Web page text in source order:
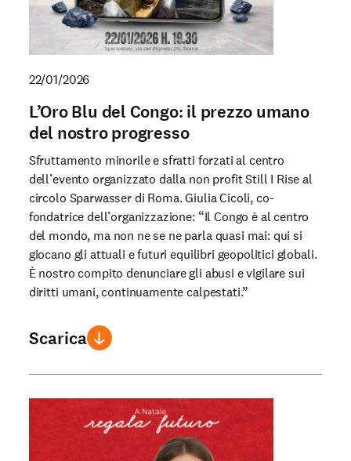
22/01/2026
L’Oro Blu del Congo: il prezzo umano
del nostro progresso
Sfruttamento minorile e sfratti forzati al centro
dell’evento organizzato dalla non profit Still I Rise al
circolo Sparwasser di Roma. Giulia Cicoli, co-
fondatrice dell’organizzazione: “Il Congo è al centro
del mondo, ma non ne se ne parla quasi mai: qui si
giocano gli attuali e futuri equilibri geopolitici globali.
È nostro compito denunciare gli abusi e vigilare sui
diritti umani, continuamente calpestati.”
Scarica